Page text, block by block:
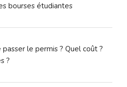
bourses étudiantes
le permis ? Quel coût ?
?